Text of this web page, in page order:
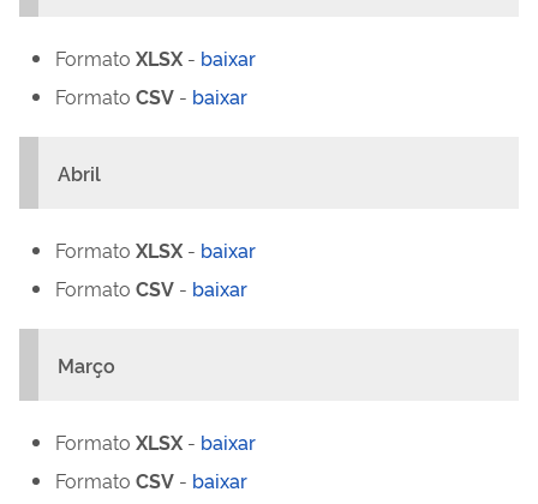
Formato XLSX - baixar
Formato CSV - baixar
Abril
Formato XLSX - baixar
Formato CSV - baixar
Março
Formato XLSX - baixar
Formato CSV - baixar